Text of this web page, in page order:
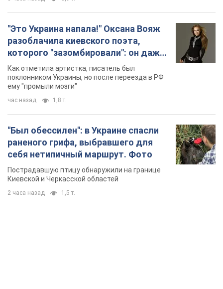
"Это Украина напала!" Оксана Вояж
разоблачила киевского поэта,
которого "зазомбировали": он даже
русского не знал, а теперь хочет
геноцида украинцев
Как отметила артистка, писатель был
поклонником Украины, но после переезда в РФ
ему "промыли мозги"
час назад 1,8 т.
"Был обессилен": в Украине спасли
раненого грифа, выбравшего для
себя нетипичный маршрут. Фото
Пострадавшую птицу обнаружили на границе
Киевской и Черкасской областей
2 часа назад 1,5 т.